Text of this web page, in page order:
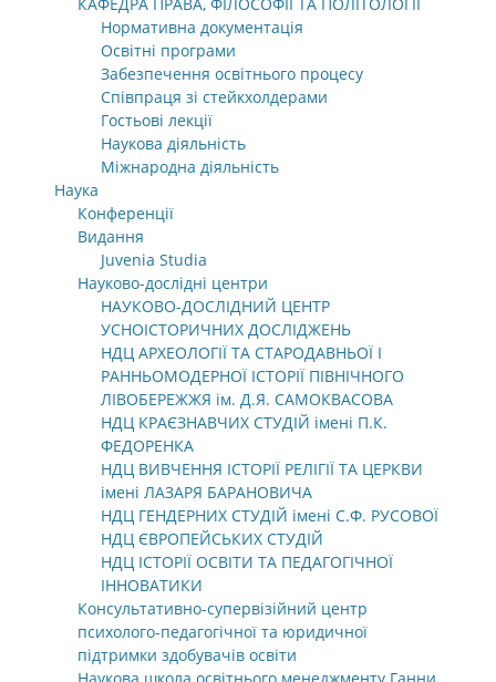
Нормативна документація
Освітні програми
Забезпечення освітнього процесу
Співпраця зі стейкхолдерами
Гостьові лекції
Наукова діяльність
Міжнародна діяльність
Наука
Конференції
Видання
Juvenia Studia
Науково-дослідні центри
НАУКОВО-ДОСЛІДНИЙ ЦЕНТР
УСНОІСТОРИЧНИХ ДОСЛІДЖЕНЬ
НДЦ АРХЕОЛОГІЇ ТА СТАРОДАВНЬОЇ І
РАННЬОМОДЕРНОЇ ІСТОРІЇ ПІВНІЧНОГО
ЛІВОБЕРЕЖЖЯ ім. Д.Я. САМОКВАСОВА
НДЦ КРАЄЗНАВЧИХ СТУДІЙ імені П.К.
ФЕДОРЕНКА
НДЦ ВИВЧЕННЯ ІСТОРІЇ РЕЛІГІЇ ТА ЦЕРКВИ
імені ЛАЗАРЯ БАРАНОВИЧА
НДЦ ГЕНДЕРНИХ СТУДІЙ імені С.Ф. РУСОВОЇ
НДЦ ЄВРОПЕЙСЬКИХ СТУДІЙ
НДЦ ІСТОРІЇ ОСВІТИ ТА ПЕДАГОГІЧНОЇ
ІННОВАТИКИ
Консультативно-супервізійний центр
психолого-педагогічної та юридичної
підтримки здобувачів освіти